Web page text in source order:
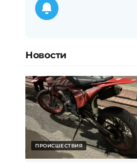
Новости
ПРОИСШЕСТВИЯ